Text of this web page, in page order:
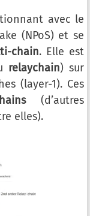
avec le
(NPoS) et se
chain. Elle est
relaychain) sur
(layer-1). Ces
(d’autres
elles).